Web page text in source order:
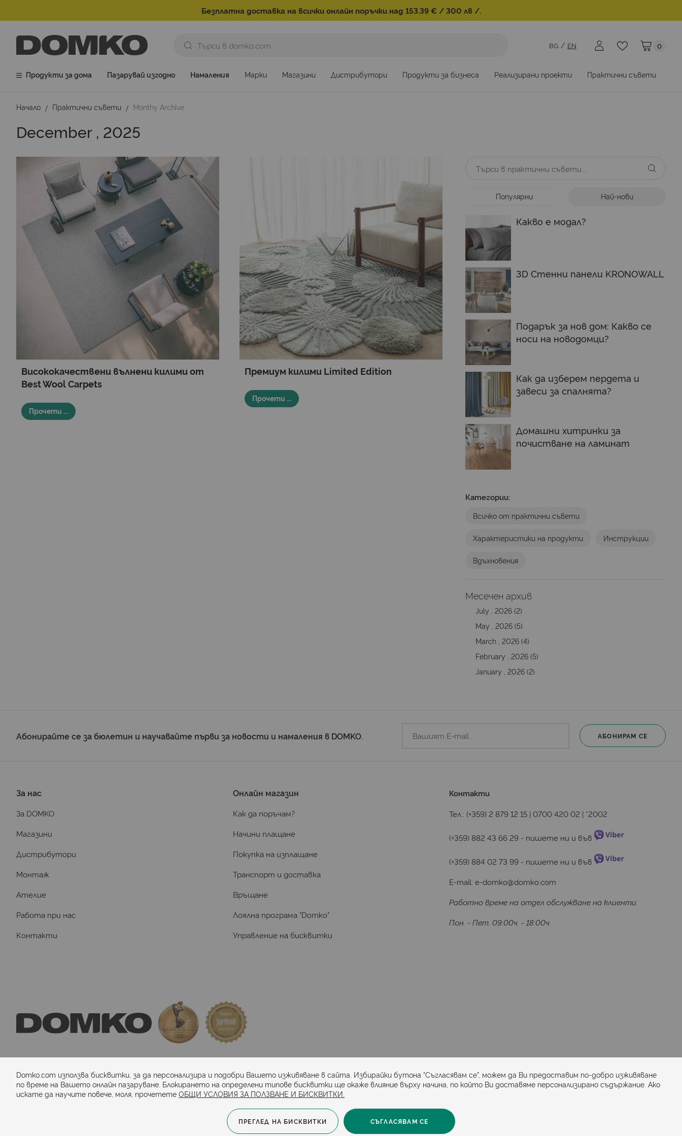
Безплатна доставка на всички онлайн поръчки над 153.39 € / 300 лв /.
Моята
0
BG EN
Продукти за дома Пазарувай изгодно Намаления Марки Магазини Дистрибутори Продукти за бизнеса Реализирани проекти Практични съвети
Начало Практични съвети Monthy Archive
December , 2025
Висококачествени вълнени килими от
Best Wool Carpets
Прочети ...
Премиум килими Limited Edition
Прочети ...
Популярни
Какво е модал?
3D Стенни панели KRONOWALL
Подарък за нов дом: Какво се
носи на новодомци?
Как да изберем пердета и
завеси за спалнята?
Домашни хитринки за
почистване на ламинат
Най-нови
Категории:
Всичко от практични съвети
Характеристики на продукти Инструкции
Вдъхновения
Месечен архив
July , 2026 (2)
May , 2026 (5)
March , 2026 (4)
February , 2026 (5)
January , 2026 (2)
Абонирайте се за бюлетин и научавайте първи за новости и намаления в DOMKO. АБОНИРАМ СЕ
За нас
За DOMKO
Магазини
Дистрибутори
Монтаж
Ателие
Работа при нас
Контакти
Онлайн магазин
Как да поръчам?
Начини плащане
Покупка на изплащане
Транспорт и доставка
Връщане
Лоялна програма "Domko"
Управление на бисквитки
Контакти
Тел.:(+359) 2 879 12 15 |0700 420 02 | *2002
(+359) 882 43 66 29 - пишете ни и във
(+359) 884 02 73 99 - пишете ни и във
E-mail:e-domko@domko.com
Работно време на отдел обслужване на клиенти:
Пон. - Пет. 09:00ч. - 18:00ч.
Domko.com използва бисквитки, за да персонализира и подобри Вашето изживяване в сайта. Избирайки бутона “Съгласявам се”, можем да Ви предоставим по-добро изживяване
по време на Вашето онлайн пазаруване. Блокирането на определени типове бисквитки ще окаже влияние върху начина, по който Ви доставяме персонализирано съдържание. Ако
искате да научите повече, моля, прочетете ОБЩИ УСЛОВИЯ ЗА ПОЛЗВАНЕ И БИСКВИТКИ.
СЪГЛАСЯВАМ СЕ
ПРЕГЛЕД НА БИСКВИТКИ